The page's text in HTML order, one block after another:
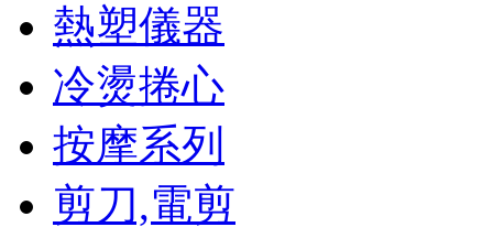
On
Sale
Burch
Tory
boots
熱塑儀器
冷燙捲心
按摩系列
剪刀,電剪